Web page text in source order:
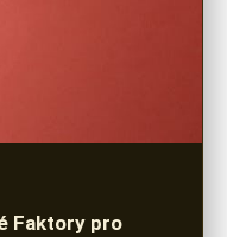
Faktory pro